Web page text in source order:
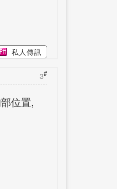
私人傳訊
3#
位置,